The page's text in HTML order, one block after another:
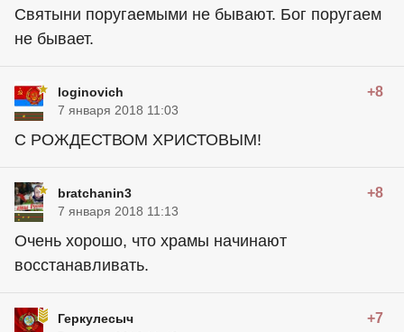
Святыни поругаемыми не бывают. Бог поругаем
не бывает.
loginovich +8
7 января 2018 11:03
С РОЖДЕСТВОМ ХРИСТОВЫМ!
bratchanin3 +8
7 января 2018 11:13
Очень хорошо, что храмы начинают
восстанавливать.
Геркулесыч +7